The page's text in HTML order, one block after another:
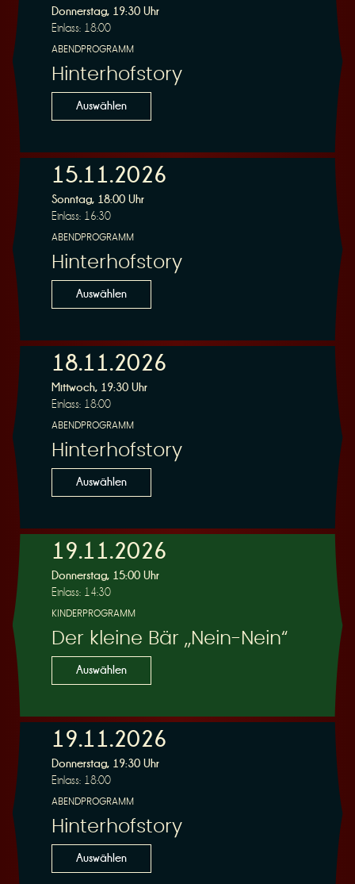
s
e
r
v
i
e
r
u
Donnerstag, 19:30 Uhr
Einlass: 18:00
ABENDPROGRAMM
Hinterhofstory
Auswählen
15.11.2026
Sonntag, 18:00 Uhr
Einlass: 16:30
ABENDPROGRAMM
Hinterhofstory
Auswählen
18.11.2026
Mittwoch, 19:30 Uhr
Einlass: 18:00
ABENDPROGRAMM
Hinterhofstory
Auswählen
19.11.2026
Donnerstag, 15:00 Uhr
Einlass: 14:30
KINDERPROGRAMM
Der kleine Bär „Nein-Nein“
Auswählen
19.11.2026
Donnerstag, 19:30 Uhr
Einlass: 18:00
ABENDPROGRAMM
Hinterhofstory
Auswählen